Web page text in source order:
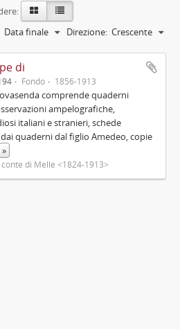
Data finale Direzione: Crescente
di
Fondo 1856-1913
comprende quaderni
ampelografiche,
italiani e stranieri, schede
quaderni dal figlio Amedeo, copie
»
di Melle <1824-1913>